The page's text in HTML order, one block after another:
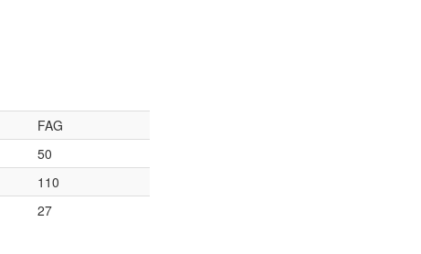
FAG
50
110
27